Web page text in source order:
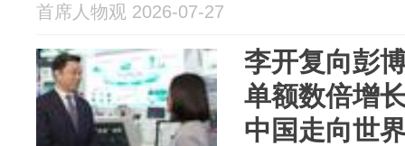
首席人物观 2026-07-27
李开复向彭
单额数倍增
中国走向世